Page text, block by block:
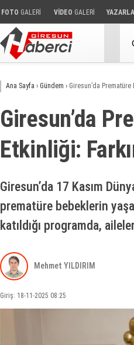
FOTO GALERİ VİDEO GALERİ
Ana Sayfa › Gündem › Giresun’da
Giresun’da
Etkinliği:
Giresun’da 17 Kasım
prematüre bebeklerin
katıldığı programda,
Mehmet YILDIRIM
Giriş: 18-11-2025 08:25